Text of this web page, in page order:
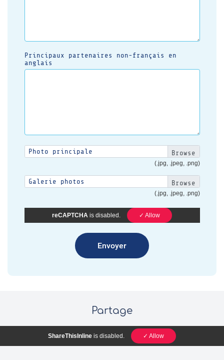
Principaux partenaires non-français en
anglais
Photo principale
(.jpg, .jpeg, .png)
Galerie photos
(.jpg, .jpeg, .png)
reCAPTCHA is disabled. ✓ Allow
Partage
ShareThisInline is disabled. ✓ Allow